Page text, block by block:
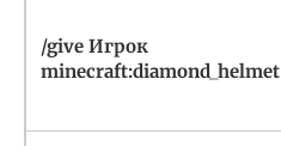
/give Игрок
minecraft:diamond_helmet